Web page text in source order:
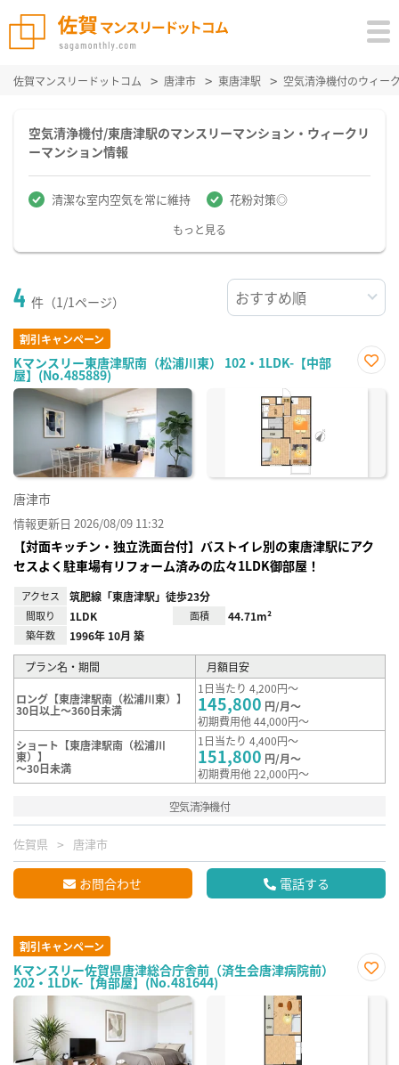
佐賀マンスリードットコム 唐津市 東唐津駅 空気清浄機付のウィー
空気清浄機付/東唐津駅のマンスリーマンション・ウィークリ
ーマンション情報
清潔な室内空気を常に維持 花粉対策◎
もっと見る
4 件（1/1ページ）
割引キャンペーン
Kマンスリー東唐津駅南（松浦川東） 102・1LDK-【中部
屋】(No.485889)
に入
唐津市
情報更新日 2026/08/09 11:32
【対面キッチン・独立洗面台付】バストイレ別の東唐津駅にアク
セスよく駐車場有リフォーム済みの広々1LDK御部屋！
アクセス 筑肥線「東唐津駅」徒歩23分
間取り 1LDK 面積 44.71m²
築年数 1996年 10月 築
プラン名・期間 月額目安
ロング【東唐津駅南（松浦川東）】
30日以上～360日未満
1日当たり 4,200円～
145,800 円/月～
初期費用他 44,000円～
ショート【東唐津駅南（松浦川
東）】
～30日未満
1日当たり 4,400円～
151,800 円/月～
初期費用他 22,000円～
空気清浄機付
佐賀県 唐津市
お問合わせ 電話する
割引キャンペーン
Kマンスリー佐賀県唐津総合庁舎前（済生会唐津病院前）
202・1LDK-【角部屋】(No.481644)
に入